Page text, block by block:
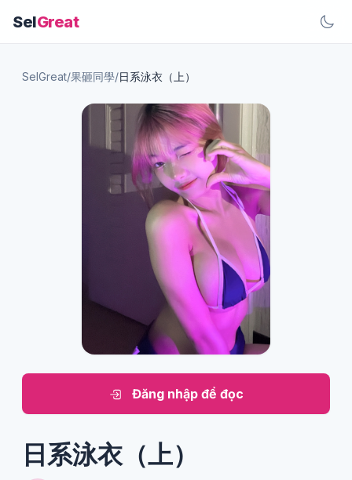
SelGreat
SelGreat/果砸同學/日系泳衣（上）
Đăng nhập để đọc
日系泳衣（上）